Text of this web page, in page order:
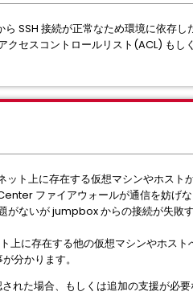
SSH 接続が正常なため環境に依存し
セスコントロールリスト(ACL) もし
ット上に存在する仮想マシンやホス
ファイアウォールが通信を妨げ
がないが jumpbox からの接続が失敗
上に存在する他の仮想マシンやホス
分かります。
れた場合、もしくは追加の支援が